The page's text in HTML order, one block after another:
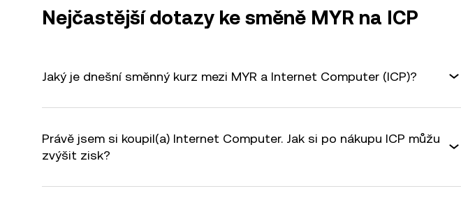
Nejčastější dotazy ke směně MYR na ICP
Jaký je dnešní směnný kurz mezi MYR a Internet Computer (ICP)?
Právě jsem si koupil(a) Internet Computer. Jak si po nákupu ICP můžu
zvýšit zisk?